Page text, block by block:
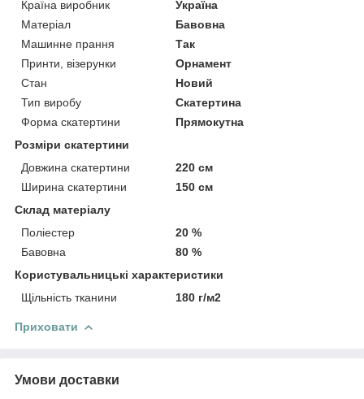
Країна виробник
Україна
Матеріал
Бавовна
Машинне прання
Так
Принти, візерунки
Орнамент
Стан
Новий
Тип виробу
Скатертина
Форма скатертини
Прямокутна
Розміри скатертини
Довжина скатертини
220 см
Ширина скатертини
150 см
Склад матеріалу
Поліестер
20 %
Бавовна
80 %
Користувальницькі характеристики
Щільність тканини
180 г/м2
Приховати
Умови доставки